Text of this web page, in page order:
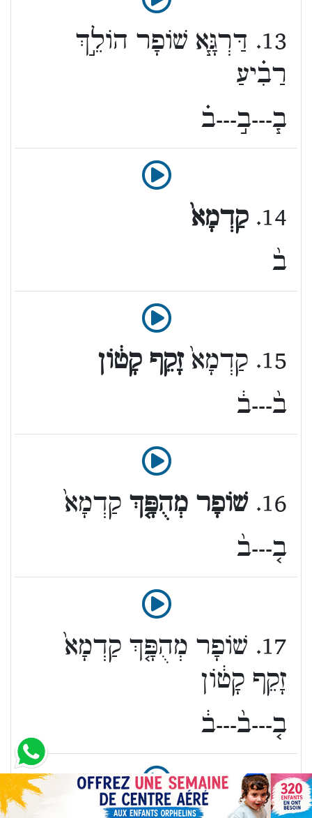
ב֧---ב֣---ב֗
13. דַּרְגָּ֧א שׁוֹפָר הוֹלֵ֣ךְ
רַבִ֗יעַ
ב֨
14. קַדְמָא֙
ב֨---ב֔
15. קַדְמָא֙ זָקֵף קָט֔וֹן
ב֤---ב֨
16. שׁוֹפָר מְהֻפָּ֤ךְ קַדְמָא֙
ב֤---ב֨---ב֔
17. שׁוֹפָר מְהֻפָּ֤ךְ קַדְמָא֙
זָקֵף קָט֔וֹן